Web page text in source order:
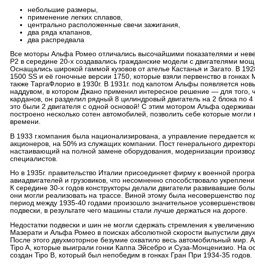
небольшие размеры,
применение легких сплавов,
центрально расположенные свечи зажигания,
два ряда клапанов,
два распредвала
Все моторы Альфа Ромео отличались высочайшими показателями и
Р2 в середине 20-х создавались гражданские модели с двигателями
Оснащались широкой гаммой кузовов от ателье Кастанья и Загато. В
1500 SS и её гоночные версии 1750, которые взяли первенство в
также ТаргаФлорио в 1930г. В 1931г. под капотом Альфы появляется
наддувом, в котором Джано применил интересное решение — для того,
карданов, он разделил рядный 8 цилиндровый двигатель на 2 блока по
это были 2 двигателя с одной основой! С этим мотором Альфа
построено несколько сотен автомобилей, позволить себе которые
времени.
В 1933 г.компания была национализирована, а управление передается
акционеров, на 50% из служащих компании. Пост генерального
настаивающий на полной замене оборудования, модернизации
специалистов.
Но в 1935г. правительство Италии присоединяет фирму к военной
авиадвигателей и грузовиков, что несомненно способствовало
К середине 30-х годов конструкторы делали двигатели развивавшие
они могли реализовать на трассе. Виной этому была несовершенство
период между 1935-40 годами произошло значительное
подвески, в результате чего машины стали лучше держаться на дороге.
Недостатки подвески и шин не могли сдержать стремления к
Мазерати и Альфа Ромео в поисках абсолютной скорости выпустили
После этого двухмоторное безумие охватило весь автомобильный мир.
Tipo A, которые выиграли гонки Каппа Эйсебро и Суза-Монценизио. На
создан Tipo B, который был непобедим в гонках Гран При 1934-35 годов.